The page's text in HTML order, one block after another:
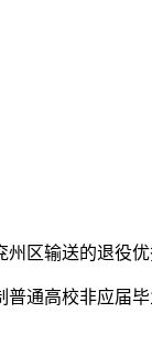
区输送的退役优
通高校非应届